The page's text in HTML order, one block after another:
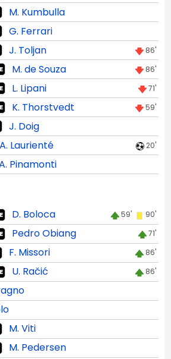
M. Kumbulla
G. Ferrari
J. Toljan 86'
M. de Souza 86'
L. Lipani 71'
K. Thorstvedt 59'
J. Doig
A. Laurienté 20'
Pinamonti
D. Boloca 59' 90'
Pedro Obiang 71'
F. Missori 86'
U. Račić 86'
M. Viti
M. Pedersen